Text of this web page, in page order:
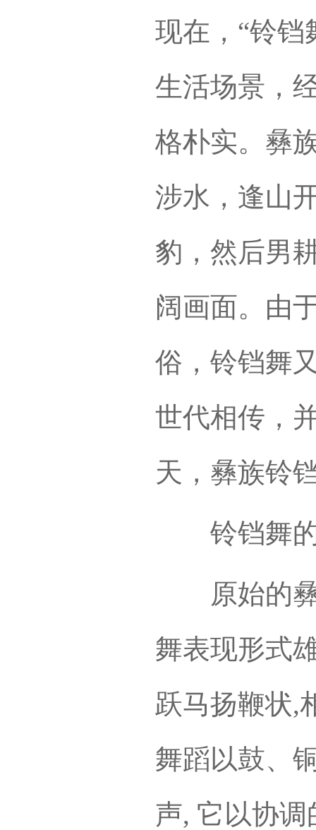
现在，“铃铛
生活场景，
格朴实。彝
涉水，逢山
豹，然后男
阔画面。由
俗，铃铛舞
世代相传，
天，彝族铃
铃铛舞的
原始的彝
舞表现形式
跃马扬鞭状,
舞蹈以鼓、
声, 它以协